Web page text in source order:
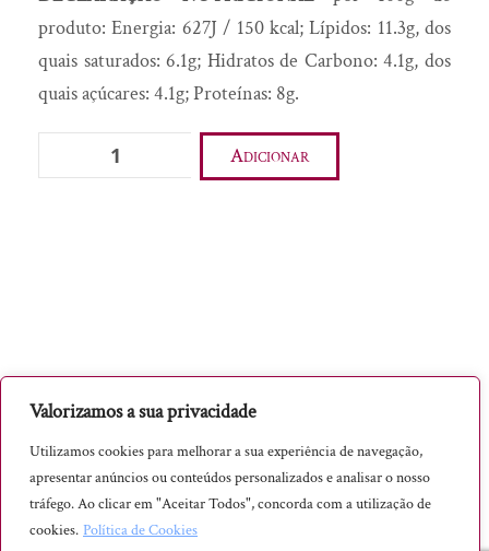
Valorizamos a sua privacidade
Utilizamos cookies para melhorar a sua experiência de navegação,
apresentar anúncios ou conteúdos personalizados e analisar o nosso
tráfego. Ao clicar em "Aceitar Todos", concorda com a utilização de
cookies. Política de Cookies
Manteiga Corporal
Mel
Óleo Essencial
Pão de Ló Ovar
Pão tradicional
Sabão tradicional
Sabonete
Sal
produto: Energia: 627J / 150 kcal; Lípidos: 11.3g, dos
quais saturados: 6.1g; Hidratos de Carbono: 4.1g, dos
quais açúcares: 4.1g; Proteínas: 8g.
Quantidade
de
Adicionar